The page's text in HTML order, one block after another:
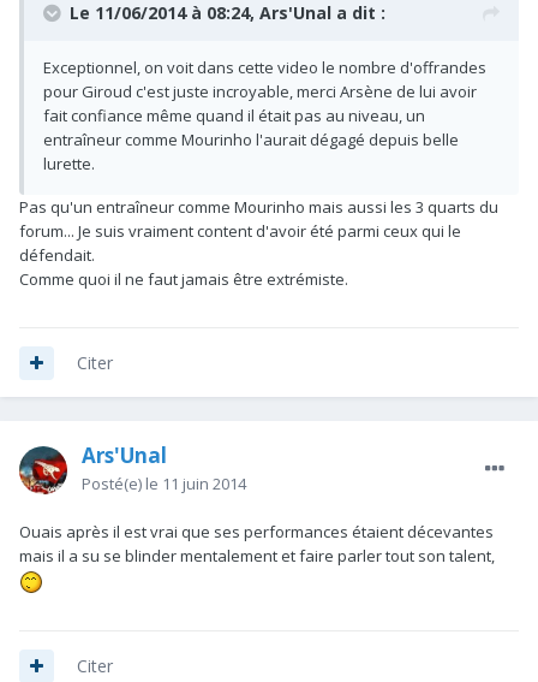
Le 11/06/2014 à 08:24, Ars'Unal a dit :
Exceptionnel, on voit dans cette video le nombre d'offrandes
pour Giroud c'est juste incroyable, merci Arsène de lui avoir
fait confiance même quand il était pas au niveau, un
entraîneur comme Mourinho l'aurait dégagé depuis belle
lurette.
Pas qu'un entraîneur comme Mourinho mais aussi les 3 quarts du
forum... Je suis vraiment content d'avoir été parmi ceux qui le
défendait.
Comme quoi il ne faut jamais être extrémiste.
Citer
Ars'Unal
Posté(e) le 11 juin 2014
Ouais après il est vrai que ses performances étaient décevantes
mais il a su se blinder mentalement et faire parler tout son talent,
Citer